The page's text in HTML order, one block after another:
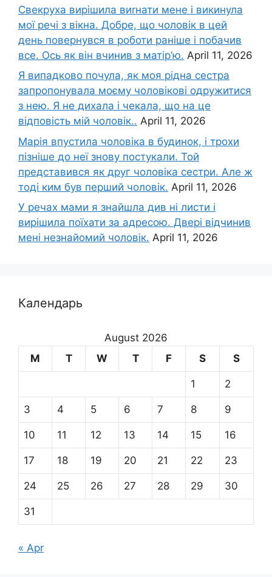
Свекруха вирішила виrнати мене і викинула
мої речі з вікна. Добре, що чоловік в цей
день повернувся в роботи раніше і побачив
все. Ось як він вчинив з матір’ю. April 11, 2026
Я випадково почула, як моя рідна сестра
запропонувала моєму чоловікові одружитися
з нею. Я не дихала і чекала, що на це
відповість мій чоловік.. April 11, 2026
Марія впустила чоловіка в будинок, і трохи
пізніше до неї знову постукали. Той
представився як друг чоловіка сестри. Але ж
тоді ким був перший чоловік. April 11, 2026
У речах мами я знайшла див ні листи і
вирішила поїхати за адресою. Двері відчинив
мені незнайомий чоловік. April 11, 2026
Календарь
August 2026
M
T W T F S S
1 2
3 4 5 6 7 8 9
10 11 12 13 14 15 16
17 18 19 20 21 22 23
24 25 26 27 28 29 30
31
« Apr